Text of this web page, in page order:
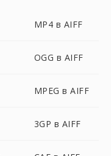
MP4 в AIFF
OGG в AIFF
MPEG в AIFF
3GP в AIFF